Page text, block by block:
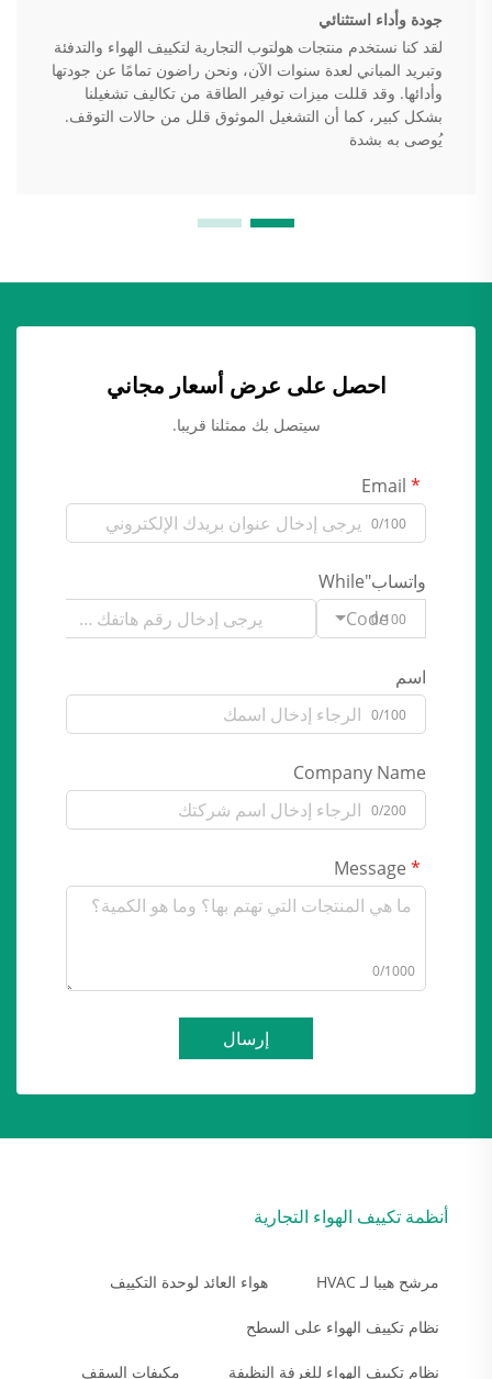
جودة وأداء استثنائي
لقد كنا نستخدم منتجات هولتوب التجارية لتكييف الهواء والتدفئة
وتبريد المباني لعدة سنوات الآن، ونحن راضون تمامًا عن جودتها
وأدائها. وقد قللت ميزات توفير الطاقة من تكاليف تشغيلنا
بشكل كبير، كما أن التشغيل الموثوق قلل من حالات التوقف.
يُوصى به بشدة
احصل على عرض أسعار مجاني
سيتصل بك ممثلنا قريبا.
0/100
واتساب"While
Code0/100
اسم
0/100
Company Name
0/200
0/1000
إرسال
أنظمة تكييف الهواء التجارية
مرشح هيبا لـ HVAC هواء العائد لوحدة التكييف
نظام تكييف الهواء على السطح
نظام تكييف الهواء للغرفة النظيفة مكيفات السقف